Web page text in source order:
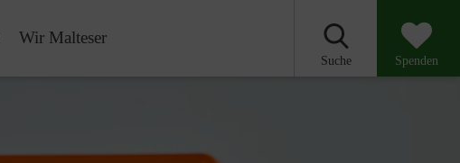
Wir Malteser
Suche Spenden